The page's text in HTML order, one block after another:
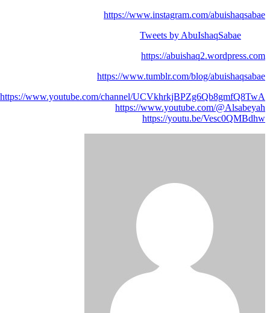
https://www.instagram.com/abuishaqsabae
Tweets by AbuIshaqSabae
https://abuishaq2.wordpress.com
https://www.tumblr.com/blog/abuishaqsabae
https://www.youtube.com/channel/UCVkhrkjBPZg6Qb8gmfQ8TwA
https://www.youtube.com/@Alsabeyah
https://youtu.be/Vesc0QMBdhw